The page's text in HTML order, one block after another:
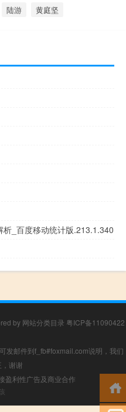
陆游 黄庭坚
_百度移动统计版.213.1.340
by 网站分类目录 粤ICP备11090422
发邮件到f_fb#foxmail.com说明，我们
谢谢
盈利性广告及商业合作